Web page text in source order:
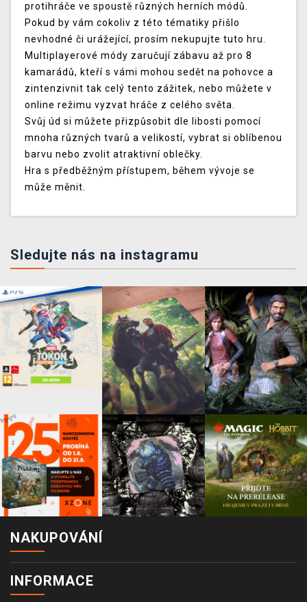
protihráče ve spoustě různých herních módů.
Pokud by vám cokoliv z této tématiky přišlo
nevhodné či urážející, prosím nekupujte tuto hru.
Multiplayerové módy zaručují zábavu až pro 8
kamarádů, kteří s vámi mohou sedět na pohovce a
zintenzivnit tak celý tento zážitek, nebo můžete v
online režimu vyzvat hráče z celého světa.
Svůj úd si můžete přizpůsobit dle libosti pomocí
mnoha různých tvarů a velikostí, vybrat si oblíbenou
barvu nebo zvolit atraktivní oblečky.
Hra s předběžným přístupem, během vývoje se
může měnit.
Sledujte nás na instagramu
NAKUPOVÁNÍ
INFORMACE